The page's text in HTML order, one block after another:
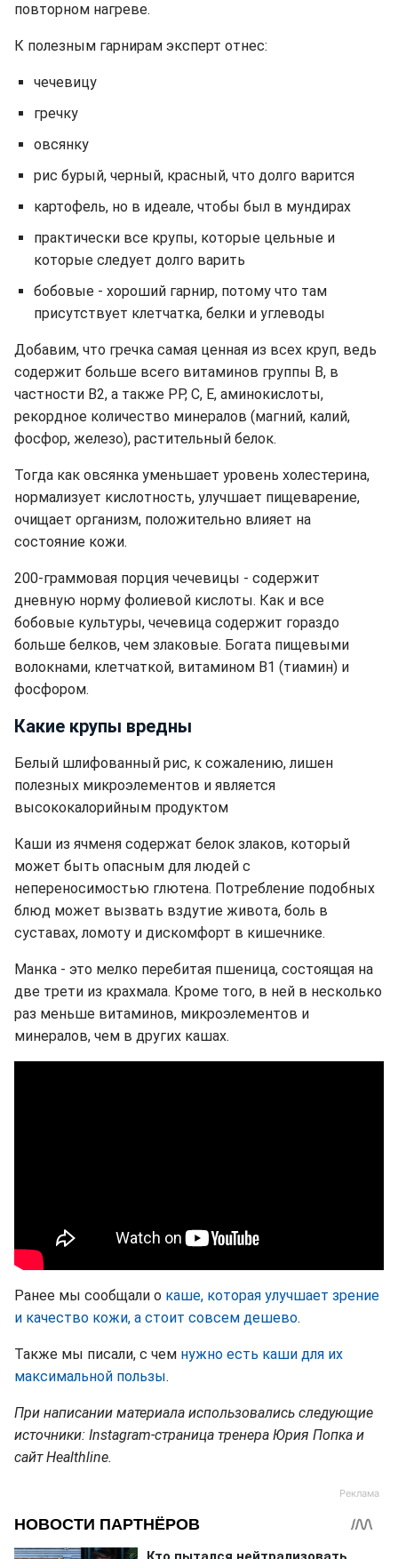
повторном нагреве.
К полезным гарнирам эксперт отнес:
чечевицу
гречку
овсянку
рис бурый, черный, красный, что долго варится
картофель, но в идеале, чтобы был в мундирах
практически все крупы, которые цельные и
которые следует долго варить
бобовые - хороший гарнир, потому что там
присутствует клетчатка, белки и углеводы
Добавим, что гречка самая ценная из всех круп, ведь
содержит больше всего витаминов группы B, в
частности В2, а также РР, С, Е, аминокислоты,
рекордное количество минералов (магний, калий,
фосфор, железо), растительный белок.
Тогда как овсянка уменьшает уровень холестерина,
нормализует кислотность, улучшает пищеварение,
очищает организм, положительно влияет на
состояние кожи.
200-граммовая порция чечевицы - содержит
дневную норму фолиевой кислоты. Как и все
бобовые культуры, чечевица содержит гораздо
больше белков, чем злаковые. Богата пищевыми
волокнами, клетчаткой, витамином В1 (тиамин) и
фосфором.
Какие крупы вредны
Белый шлифованный рис, к сожалению, лишен
полезных микроэлементов и является
высококалорийным продуктом
Каши из ячменя содержат белок злаков, который
может быть опасным для людей с
непереносимостью глютена. Потребление подобных
блюд может вызвать вздутие живота, боль в
суставах, ломоту и дискомфорт в кишечнике.
Манка - это мелко перебитая пшеница, состоящая на
две трети из крахмала. Кроме того, в ней в несколько
раз меньше витаминов, микроэлементов и
минералов, чем в других кашах.
Ранее мы сообщали о каше, которая улучшает зрение
и качество кожи, а стоит совсем дешево.
Также мы писали, с чем нужно есть каши для их
максимальной пользы.
При написании материала использовались следующие
источники: Instagram-страница тренера Юрия Попка и
сайт Нealthline.